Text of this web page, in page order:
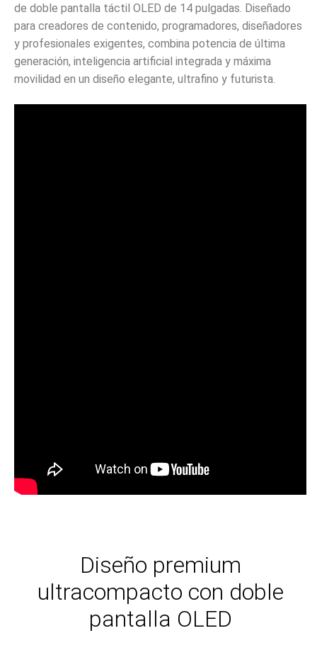
de doble pantalla táctil OLED de 14 pulgadas. Diseñado
para creadores de contenido, programadores, diseñadores
y profesionales exigentes, combina potencia de última
generación, inteligencia artificial integrada y máxima
movilidad en un diseño elegante, ultrafino y futurista.
Diseño premium
ultracompacto con doble
pantalla OLED